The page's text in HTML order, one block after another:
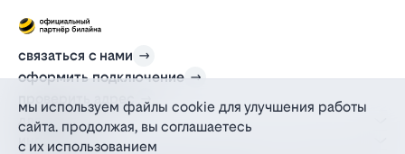
связаться с нами
оформить подключение
проверить адрес
для дома
информация
мы используем файлы cookie для улучшения работы
сайта. продолжая, вы соглашаетесь
с их использованием